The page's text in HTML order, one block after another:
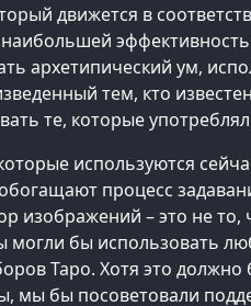
движется в
архетипический ум,
тем, кто
те, которые
используются
процесс
изображений – это не то,
бы использовать
Таро. Хотя это
мы бы посоветовали